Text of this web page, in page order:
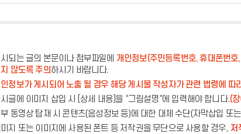
되는 글의 본문이나 첨부파일에 개인정보(주민등록번호, 휴대폰번
않도록 주의하시기 바랍니다.
정보가 게시되어 노출 될 경우 해당 게시물 작성자가 관련 법령에 따
글에 이미지 삽입 시 [상세 내용]을 “그림설명”에 입력해야 합니다.(
동영상 탑재 시 콘텐츠(음성정보 등)에 대한 대체 수단(자막삽입 또
지 또는 이미지에 사용된 폰트 등 저작권을 무단으로 사용할 경우, 저